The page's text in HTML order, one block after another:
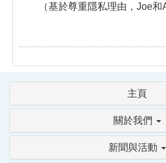
（基於尊重隱私理由，Joe和
主頁
關於我們
新聞與活動